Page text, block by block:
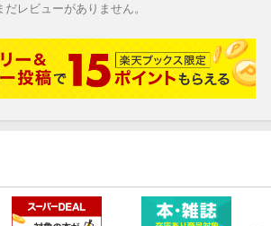
だレビューがありません。